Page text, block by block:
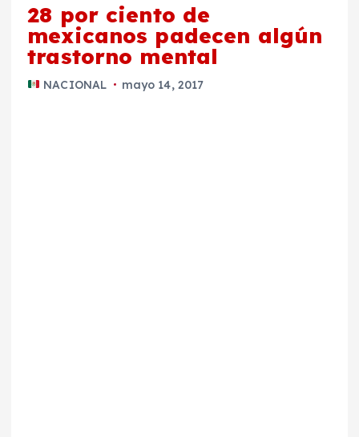
28 por ciento de
mexicanos padecen algún
trastorno mental
NACIONAL mayo 14, 2017